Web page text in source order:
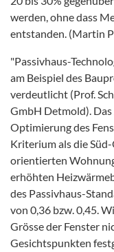
werden, ohne dass
entstanden. (Martin
"Passivhaus-
am Beispiel des
verdeutlicht (Prof.
GmbH Detmold).
Optimierung des
Kriterium als die
orientierten
erhöhten
des Passivhaus-
von 0,36 bzw. 0,45.
Grösse der Fenster
Gesichtspunkten